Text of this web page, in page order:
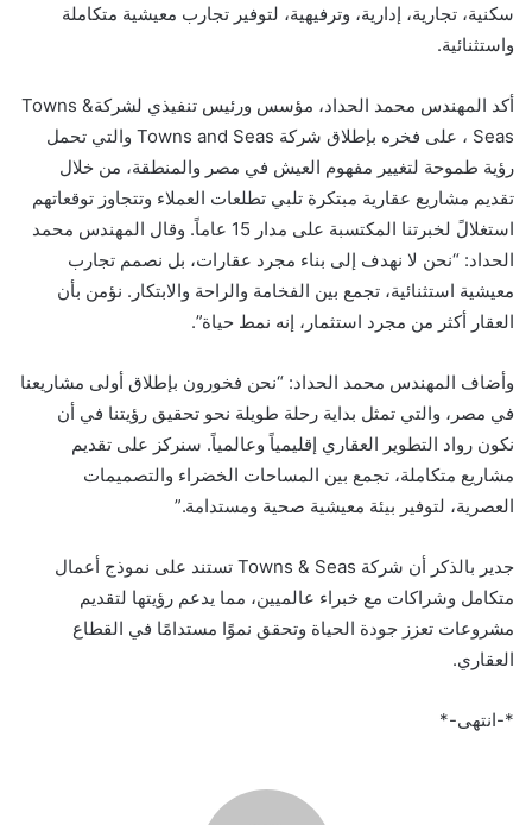
سكنية، تجارية، إدارية، وترفيهية، لتوفير تجارب معيشية متكاملة
واستثنائية.
أكد المهندس محمد الحداد، مؤسس ورئيس تنفيذي لشركةTowns &
Seas ، على فخره بإطلاق شركة Towns and Seas والتي تحمل
رؤية طموحة لتغيير مفهوم العيش في مصر والمنطقة، من خلال
تقديم مشاريع عقارية مبتكرة تلبي تطلعات العملاء وتتجاوز توقعاتهم
استغلالً لخبرتنا المكتسبة على مدار 15 عاماً. وقال المهندس محمد
الحداد: “نحن لا نهدف إلى بناء مجرد عقارات، بل نصمم تجارب
معيشية استثنائية، تجمع بين الفخامة والراحة والابتكار. نؤمن بأن
العقار أكثر من مجرد استثمار، إنه نمط حياة”.
وأضاف المهندس محمد الحداد: “نحن فخورون بإطلاق أولى مشاريعنا
في مصر، والتي تمثل بداية رحلة طويلة نحو تحقيق رؤيتنا في أن
نكون رواد التطوير العقاري إقليمياً وعالمياً. سنركز على تقديم
مشاريع متكاملة، تجمع بين المساحات الخضراء والتصميمات
العصرية، لتوفير بيئة معيشية صحية ومستدامة.”
جدير بالذكر أن شركة Towns & Seas تستند على نموذج أعمال
متكامل وشراكات مع خبراء عالميين، مما يدعم رؤيتها لتقديم
مشروعات تعزز جودة الحياة وتحقق نموًا مستدامًا في القطاع
العقاري.
*-انتهى-*